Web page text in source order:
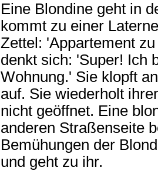
Eine Blondine geht in
kommt zu einer
Zettel: 'Appartement
denkt sich: 'Super! Ich
Wohnung.' Sie klopft
auf. Sie wiederholt
nicht geöffnet. Eine
anderen Straßenseite
Bemühungen der
und geht zu ihr.